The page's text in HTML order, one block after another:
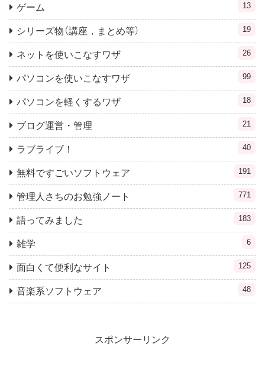
ゲーム 13
シリーズ物（講座，まとめ等） 19
ネットを使いこなすワザ 26
パソコンを使いこなすワザ 99
パソコンを軽くするワザ 18
ブログ運営・管理 21
ラブライブ！ 40
無料ですごいソフトウェア 191
管理人さちのお勉強ノート 771
語ってみました 183
雑学 6
面白くて便利なサイト 125
音楽系ソフトウェア 48
スポンサーリンク